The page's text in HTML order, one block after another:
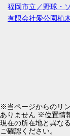
福岡市立／野球・
有限会社愛公園植
※当ページからのリ
ありません ※位置情
現在の所在地と異な
ご確認ください。